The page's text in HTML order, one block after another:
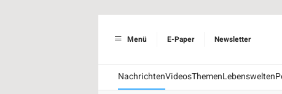
Menü E-Paper Newsletter
NachrichtenVideosThemenLebenswelten